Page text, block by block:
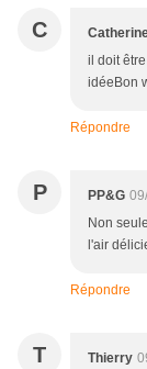
C
il doit
idéeBon
Répondre
P PP&G
Non
l'air
Répondre
T Thierry